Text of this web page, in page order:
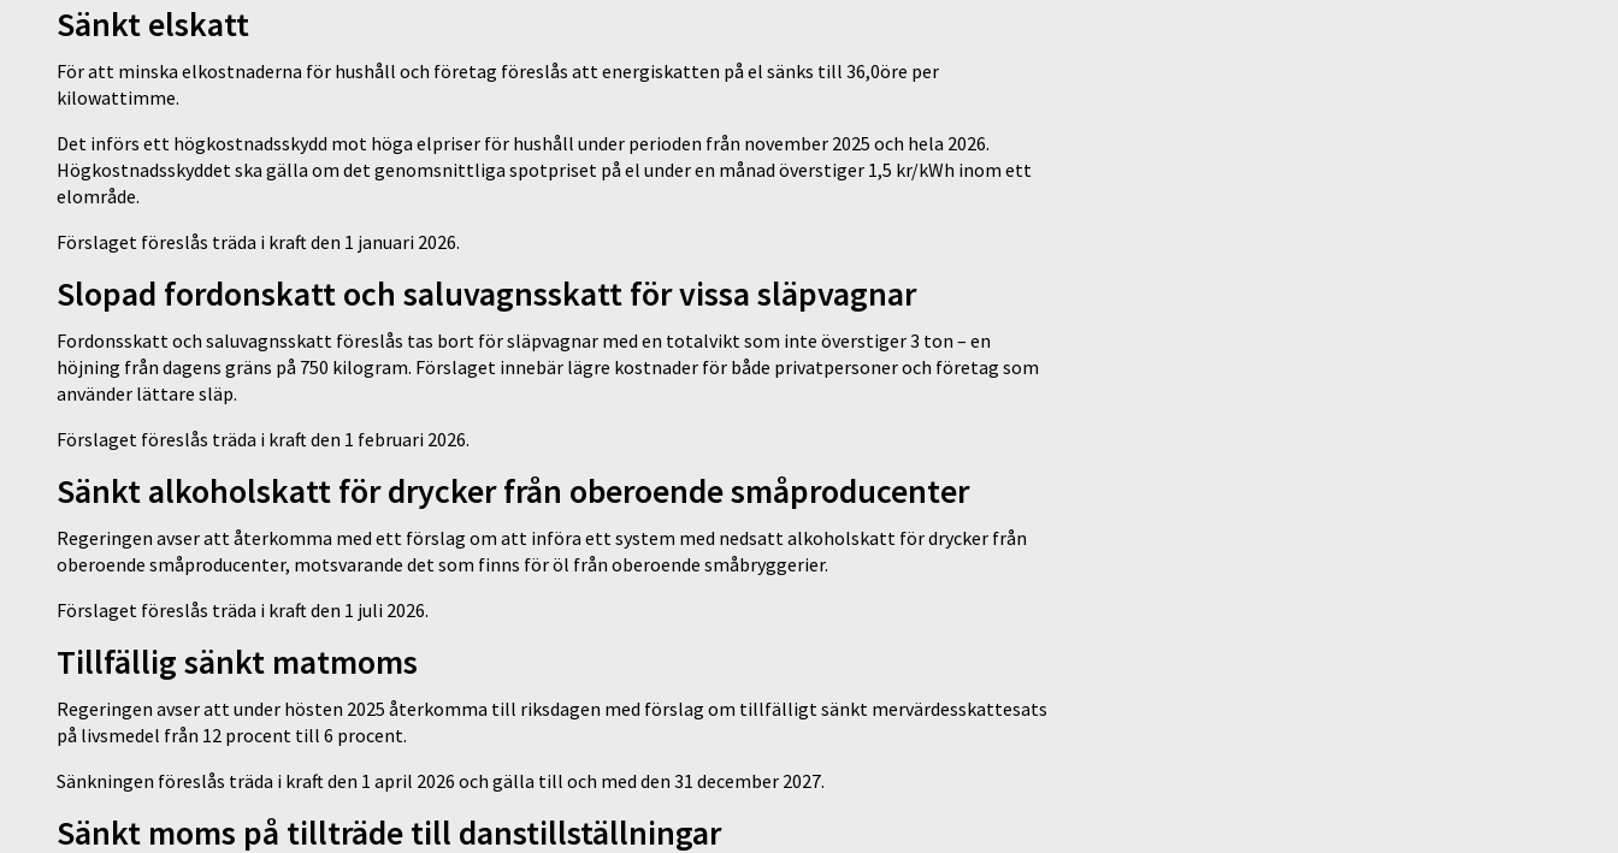
Sänkt elskatt
För att minska elkostnaderna för hushåll och företag föreslås att energiskatten på el sänks till 36,0öre per
kilowattimme.
Det införs ett högkostnadsskydd mot höga elpriser för hushåll under perioden från november 2025 och hela 2026.
Högkostnadsskyddet ska gälla om det genomsnittliga spotpriset på el under en månad överstiger 1,5 kr/kWh inom ett
elområde.
Förslaget föreslås träda i kraft den 1 januari 2026.
Slopad fordonskatt och saluvagnsskatt för vissa släpvagnar
Fordonsskatt och saluvagnsskatt föreslås tas bort för släpvagnar med en totalvikt som inte överstiger 3 ton – en
höjning från dagens gräns på 750 kilogram. Förslaget innebär lägre kostnader för både privatpersoner och företag som
använder lättare släp.
Förslaget föreslås träda i kraft den 1 februari 2026.
Sänkt alkoholskatt för drycker från oberoende småproducenter
Regeringen avser att återkomma med ett förslag om att införa ett system med nedsatt alkoholskatt för drycker från
oberoende småproducenter, motsvarande det som finns för öl från oberoende småbryggerier.
Förslaget föreslås träda i kraft den 1 juli 2026.
Tillfällig sänkt matmoms
Regeringen avser att under hösten 2025 återkomma till riksdagen med förslag om tillfälligt sänkt mervärdesskattesats
på livsmedel från 12 procent till 6 procent.
Sänkningen föreslås träda i kraft den 1 april 2026 och gälla till och med den 31 december 2027.
Sänkt moms på tillträde till danstillställningar